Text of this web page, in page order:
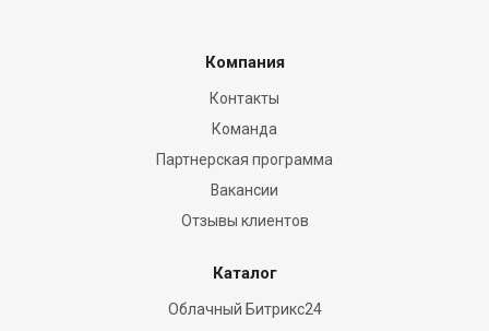
Компания
Контакты
Команда
Партнерская программа
Вакансии
Отзывы клиентов
Каталог
Облачный Битрикс24